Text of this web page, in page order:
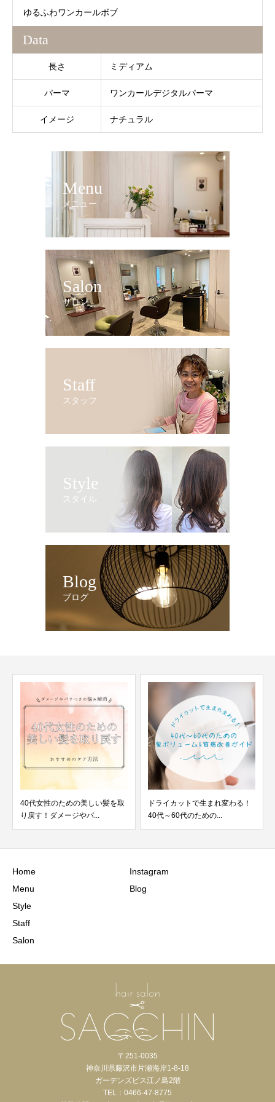
ゆるふわワンカールボブ
Data
長さ ミディアム
パーマ ワンカールデジタルパーマ
イメージ ナチュラル
Menu
メニュー
Salon
サロン
Staff
スタッフ
Style
スタイル
Blog
ブログ
40代女性のための美しい髪を取
り戻す！ダメージやパ...
ドライカットで生まれ変わる！
40代～60代のための...
Home
Menu
Style
Staff
Salon
Instagram
Blog
〒251-0035
神奈川県藤沢市片瀬海岸1-8-18
ガーデンズビス江ノ島2階
TEL：0466-47-8775